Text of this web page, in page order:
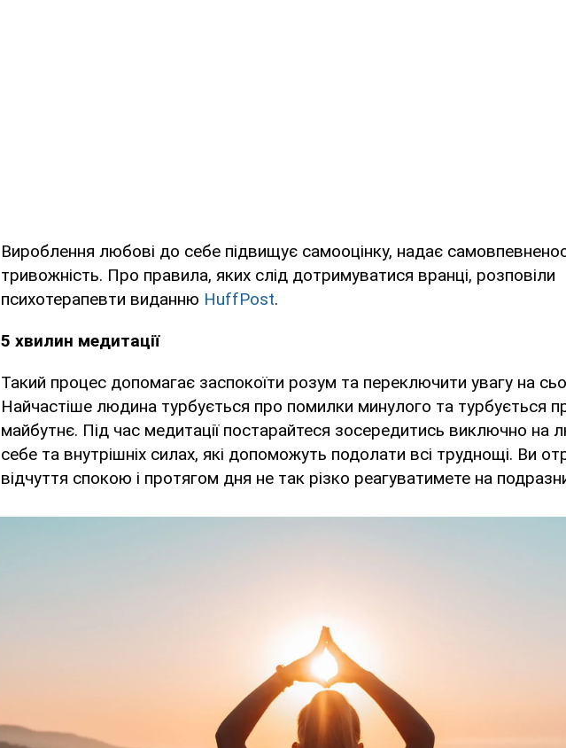
Вироблення любові до себе підвищує самооцінку, надає
тривожність. Про правила, яких слід дотримуватися вранці, розповіли
психотерапевти виданню HuffPost.
5 хвилин медитації
Такий процес допомагає заспокоїти розум та переключити увагу на
Найчастіше людина турбується про помилки минулого та турбується
майбутнє. Під час медитації постарайтеся зосередитись виключно на
себе та внутрішніх силах, які допоможуть подолати всі труднощі. Ви
відчуття спокою і протягом дня не так різко реагуватимете на